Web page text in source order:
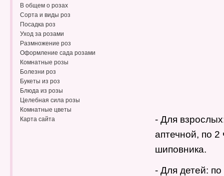
В общем о розах
Сорта и виды роз
Посадка роз
Уход за розами
Размножение роз
Оформление сада розами
Комнатные розы
Болезни роз
Букеты из роз
Блюда из розы
Целебная сила розы
Комнатные цветы
Карта сайта
- Для
аптечной, по
шиповника.
- Для детей: